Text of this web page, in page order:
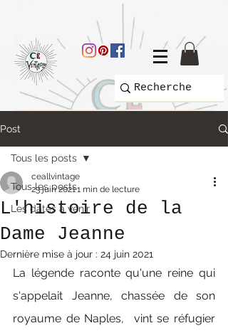
Post
Tous les posts
Les dates à venir
Tous les posts
L'histoire de la
Dame Jeanne
ceallvintage
23 juin 20211 min de lecture
Dernière mise à jour : 24 juin 2021
La légende raconte qu'une reine qui
s'appelait Jeanne, chassée de son
royaume de Naples,  vint se réfugier